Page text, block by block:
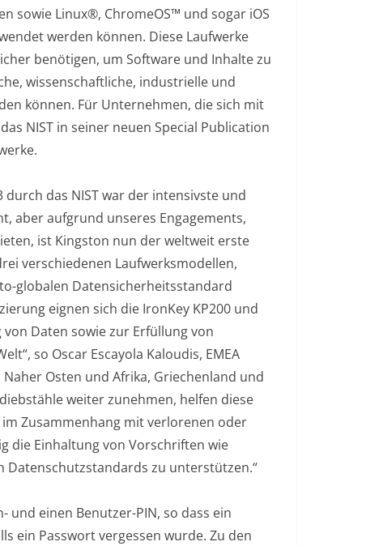
sowie Linux®, ChromeOS™ und sogar iOS
werden können. Diese Laufwerke
benötigen, um Software und Inhalte zu
wissenschaftliche, industrielle und
können. Für Unternehmen, die sich mit
NIST in seiner neuen Special Publication
durch das NIST war der intensivste und
aber aufgrund unseres Engagements,
ist Kingston nun der weltweit erste
verschiedenen Laufwerksmodellen,
globalen Datensicherheitsstandard
eignen sich die IronKey KP200 und
von Daten sowie zur Erfüllung von
so Oscar Escayola Kaloudis, EMEA
Naher Osten und Afrika, Griechenland und
weiter zunehmen, helfen diese
im Zusammenhang mit verlorenen oder
die Einhaltung von Vorschriften wie
Datenschutzstandards zu unterstützen.“
und einen Benutzer-PIN, so dass ein
ein Passwort vergessen wurde. Zu den